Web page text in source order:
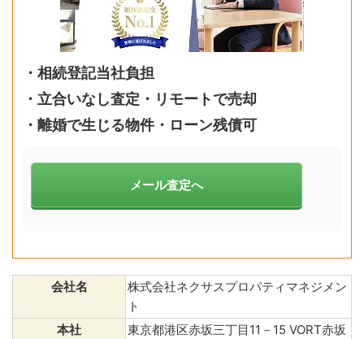
・ 相続登記当社負担
・立合いなし査定・リモートで売却
・離婚で生じる物件・ローン残債可
メール査定へ
会社名
株式会社ネクサスプロパティマネジメン
ト
本社
東京都港区赤坂三丁目11－15 VORT赤坂